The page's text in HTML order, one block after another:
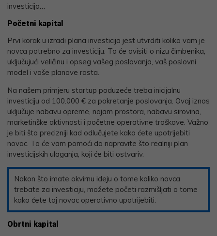
investicija…
Početni kapital
Prvi korak u izradi plana investicija jest utvrditi koliko vam je
novca potrebno za investiciju. To će ovisiti o nizu čimbenika,
uključujući veličinu i opseg vašeg poslovanja, vaš poslovni
model i vaše planove rasta.
Na našem primjeru startup poduzeće treba inicijalnu
investiciju od 100.000 € za pokretanje poslovanja. Ovaj iznos
uključuje nabavu opreme, najam prostora, nabavu sirovina,
marketinške aktivnosti i početne operativne troškove. Važno
je biti što precizniji kad odlučujete kako ćete upotrijebiti
novac. To će vam pomoći da napravite što realniji plan
investicijskih ulaganja, koji će biti ostvariv.
Nakon što imate okvirnu ideju o tome koliko novca
trebate za investiciju, možete početi razmišljati o tome
kako ćete taj novac operativno upotrijebiti.
Obrtni kapital